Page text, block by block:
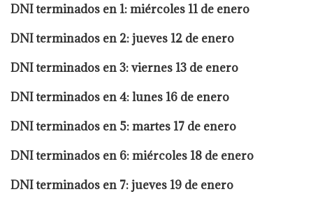
DNI terminados en 1: miércoles 11 de enero
DNI terminados en 2: jueves 12 de enero
DNI terminados en 3: viernes 13 de enero
DNI terminados en 4: lunes 16 de enero
DNI terminados en 5: martes 17 de enero
DNI terminados en 6: miércoles 18 de enero
DNI terminados en 7: jueves 19 de enero